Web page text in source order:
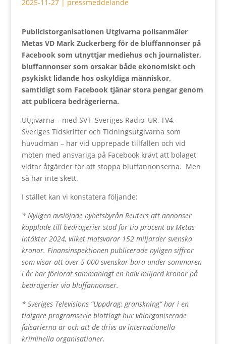
2025-11-27| pressmeddelande
Publicistorganisationen Utgivarna polisanmäler
Metas VD Mark Zuckerberg för de bluffannonser på
Facebook som utnyttjar mediehus och journalister,
bluffannonser som orsakar både ekonomiskt och
psykiskt lidande hos oskyldiga människor,
samtidigt som Facebook tjänar stora pengar genom
att publicera bedrägerierna.
Utgivarna – med SVT, Sveriges Radio, UR, TV4,
Sveriges Tidskrifter och Tidningsutgivarna som
huvudmän – har vid upprepade tillfällen och vid
möten med ansvariga på Facebook krävt att bolaget
vidtar åtgärder för att stoppa bluffannonserna. Men
så har inte skett.
I stället kan vi konstatera följande:
* Nyligen avslöjade nyhetsbyrån Reuters att annonser
kopplade till bedrägerier stod för tio procent av Metas
intäkter 2024, vilket motsvarar 152 miljarder svenska
kronor. Finansinspektionen publicerade nyligen siffror
som visar att över 5 000 svenskar bara under sommaren
i år har förlorat sammanlagt en halv miljard kronor på
bedrägerier via bluffannonser.
* Sveriges Televisions ”Uppdrag: granskning” har i en
tidigare programserie blottlagt hur välorganiserade
falsarierna är och att de drivs av internationella
kriminella organisationer.